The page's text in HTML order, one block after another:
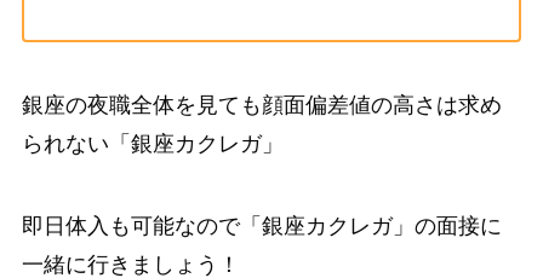
銀座の夜職全体を見ても顔面偏差値の高さは求め
られない「銀座カクレガ」
即日体入も可能なので「銀座カクレガ」の面接に
一緒に行きましょう！